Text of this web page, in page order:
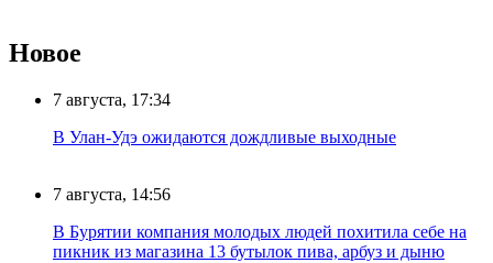
Новое
7 августа, 17:34
В Улан-Удэ ожидаются дождливые выходные
7 августа, 14:56
В Бурятии компания молодых людей похитила себе на
пикник из магазина 13 бутылок пива, арбуз и дыню